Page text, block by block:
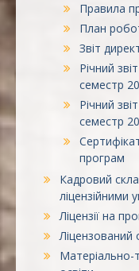
Правила
План
Звіт
Річний
семестр
Річний
семестр
програм
Кадровий
ліцензійними
Ліцензії на
Ліцензований
Матеріально-